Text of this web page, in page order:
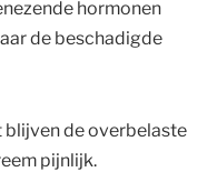
hormonen
de beschadigde
blijven de overbelaste
pijnlijk.